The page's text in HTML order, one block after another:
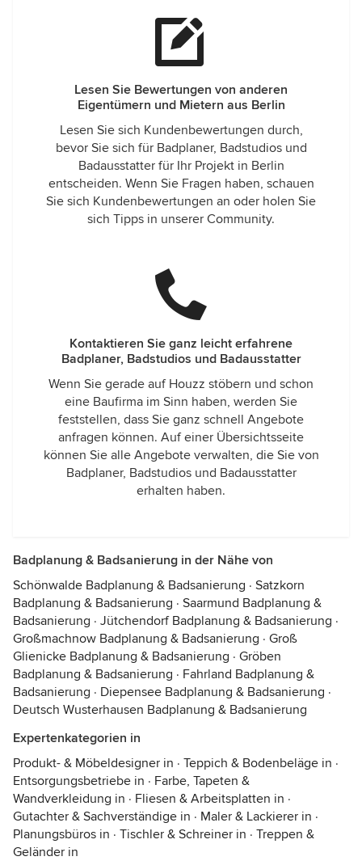
Lesen Sie Bewertungen von anderen
Eigentümern und Mietern aus Berlin
Lesen Sie sich Kundenbewertungen durch,
bevor Sie sich für Badplaner, Badstudios und
Badausstatter für Ihr Projekt in Berlin
entscheiden. Wenn Sie Fragen haben, schauen
Sie sich Kundenbewertungen an oder holen Sie
sich Tipps in unserer Community.
Kontaktieren Sie ganz leicht erfahrene
Badplaner, Badstudios und Badausstatter
Wenn Sie gerade auf Houzz stöbern und schon
eine Baufirma im Sinn haben, werden Sie
feststellen, dass Sie ganz schnell Angebote
anfragen können. Auf einer Übersichtsseite
können Sie alle Angebote verwalten, die Sie von
Badplaner, Badstudios und Badausstatter
erhalten haben.
Badplanung & Badsanierung in der Nähe von
Schönwalde Badplanung & Badsanierung · Satzkorn
Badplanung & Badsanierung · Saarmund Badplanung &
Badsanierung · Jütchendorf Badplanung & Badsanierung ·
Großmachnow Badplanung & Badsanierung · Groß
Glienicke Badplanung & Badsanierung · Gröben
Badplanung & Badsanierung · Fahrland Badplanung &
Badsanierung · Diepensee Badplanung & Badsanierung ·
Deutsch Wusterhausen Badplanung & Badsanierung
Expertenkategorien in
Produkt- & Möbeldesigner in · Teppich & Bodenbeläge in ·
Entsorgungsbetriebe in · Farbe, Tapeten &
Wandverkleidung in · Fliesen & Arbeitsplatten in ·
Gutachter & Sachverständige in · Maler & Lackierer in ·
Planungsbüros in · Tischler & Schreiner in · Treppen &
Geländer in